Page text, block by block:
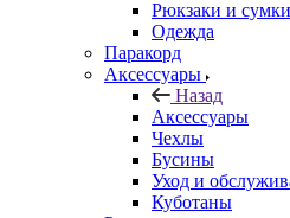
Рюкзаки и сумки
Одежда
Паракорд
Аксессуары
Назад
Аксессуары
Чехлы
Бусины
Уход и
Куботаны